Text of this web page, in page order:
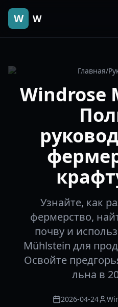
W W
Главная/
Windrose
Узнайте, как
фермерство,
почву и
Mühlstein для
Освойте
льна в
2026-04-24